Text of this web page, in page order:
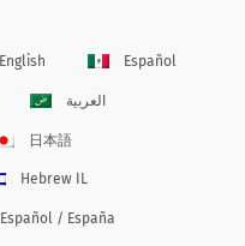
English Español
العربية
日本語
Hebrew IL
Español / España